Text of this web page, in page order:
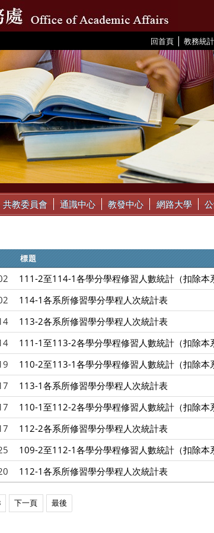
回首頁 | 教務統計
共教委員會 通識中心 教發中心 網路大學
標題
111-2至114-1各學分學程修習人數統計（扣除本
114-1各系所修習學分學程人次統計表
113-2各系所修習學分學程人次統計表
111-1至113-2各學分學程修習人數統計（扣除本
110-2至113-1各學分學程修習人數統計（扣除本
113-1各系所修習學分學程人次統計表
110-1至112-2各學分學程修習人數統計（扣除本
112-2各系所修習學分學程人次統計表
109-2至112-1各學分學程修習人數統計（扣除本
112-1各系所修習學分學程人次統計表
下一頁 最後